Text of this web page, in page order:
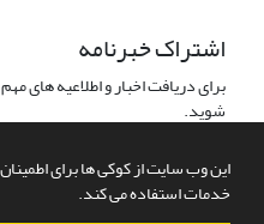
این وب سایت از کوکی ها برای اطمینان
خدمات استفاده می کند.
اشتراک خبرنامه
برای دریافت اخبار و اطلاعیه های
شوید.